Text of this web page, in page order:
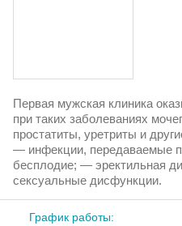
Первая мужская клиника
при таких заболеваниях
простатиты, уретриты и
— инфекции, передаваемые
бесплодие; — эректильная
сексуальные дисфункции.
График работы: